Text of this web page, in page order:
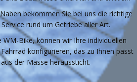
bekommen Sie bei uns die richtige
rund um Getriebe aller Art.
Bike, können wir Ihre individuellen
konfigurieren, das zu Ihnen passt
der Masse heraussticht.